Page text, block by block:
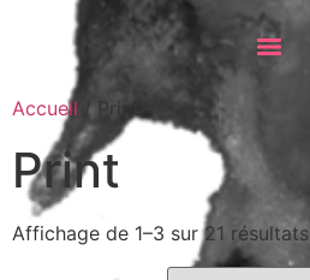
Accueil / Print
Print
Affichage de 1–3 sur 21 résultats